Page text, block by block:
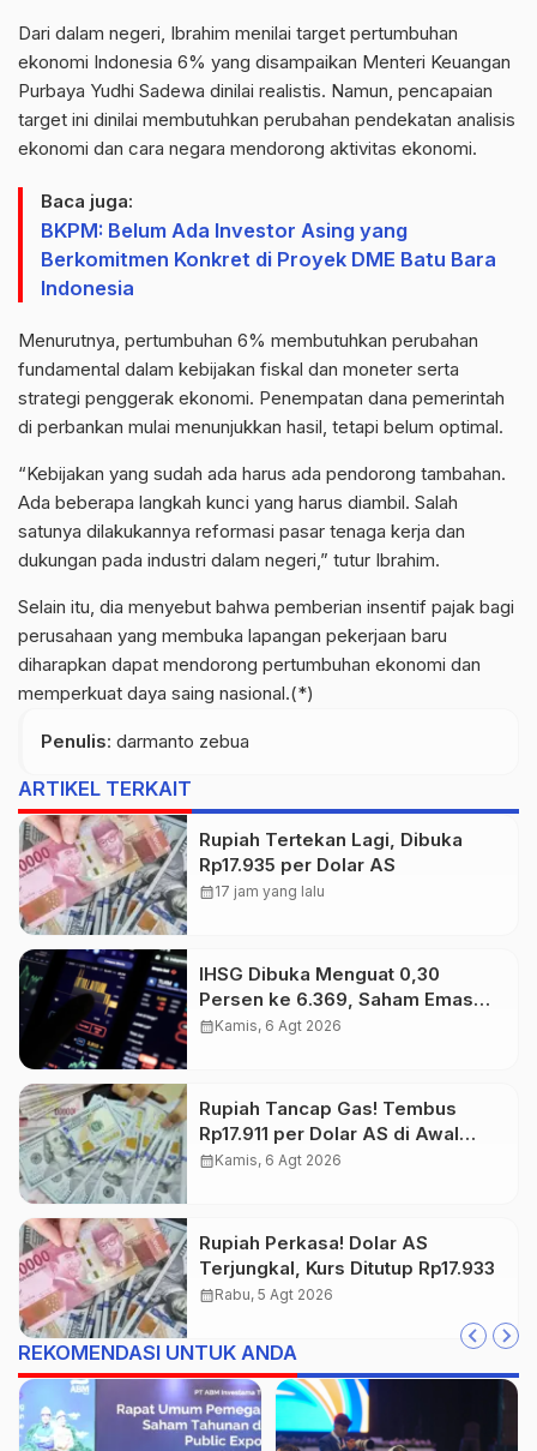
Dari dalam negeri, Ibrahim menilai target pertumbuhan
ekonomi Indonesia 6% yang disampaikan Menteri Keuangan
Purbaya Yudhi Sadewa dinilai realistis. Namun, pencapaian
target ini dinilai membutuhkan perubahan pendekatan analisis
ekonomi dan cara negara mendorong aktivitas ekonomi.
Baca juga:
BKPM: Belum Ada Investor Asing yang
Berkomitmen Konkret di Proyek DME Batu Bara
Indonesia
Menurutnya, pertumbuhan 6% membutuhkan perubahan
fundamental dalam kebijakan fiskal dan moneter serta
strategi penggerak ekonomi. Penempatan dana pemerintah
di perbankan mulai menunjukkan hasil, tetapi belum optimal.
“Kebijakan yang sudah ada harus ada pendorong tambahan.
Ada beberapa langkah kunci yang harus diambil. Salah
satunya dilakukannya reformasi pasar tenaga kerja dan
dukungan pada industri dalam negeri,” tutur Ibrahim.
Selain itu, dia menyebut bahwa pemberian insentif pajak bagi
perusahaan yang membuka lapangan pekerjaan baru
diharapkan dapat mendorong pertumbuhan ekonomi dan
memperkuat daya saing nasional.(*)
Penulis: darmanto zebua
ARTIKEL TERKAIT
Rupiah Tertekan Lagi, Dibuka
Rp17.935 per Dolar AS
calendar_month17 jam yang lalu
IHSG Dibuka Menguat 0,30
Persen ke 6.369, Saham Emas
dan Tambang Jadi Penggerak
calendar_monthKamis, 6 Agt 2026
Rupiah Tancap Gas! Tembus
Rp17.911 per Dolar AS di Awal
Perdagangan
calendar_monthKamis, 6 Agt 2026
Rupiah Perkasa! Dolar AS
Terjungkal, Kurs Ditutup Rp17.933
calendar_monthRabu, 5 Agt 2026
REKOMENDASI UNTUK ANDA